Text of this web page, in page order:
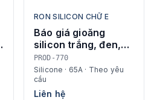
RON SILICON CHỮ E
Báo giá gioăng
silicon trắng, đen,
đỏ chữ E ở Hậu
Giang
PROD-770
Silicone · 65A · Theo yêu
cầu
Liên hệ